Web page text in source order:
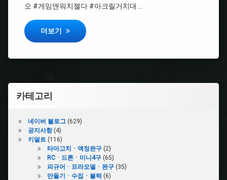
닌
텐
#
게
임
오 #게임앤워치젤다 #아크릴거치대 …
레트로겜보이 아크릴 거치대 신상품 소개
더보기
러
슬
림
#
겸
용
카테고리
네이버 블로그(629)
공지사항(4)
키덜트(116)
타마고치ㆍ액정완구(2)
RCㆍ드론ㆍ미니4구(65)
피규어ㆍ프라모델ㆍ완구(35)
만들기ㆍ수집ㆍ블럭 (6)